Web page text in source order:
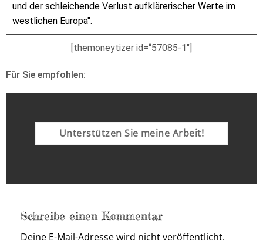
und der schleichende Verlust aufklärerischer Werte im
westlichen Europa".
[themoneytizer id=“57085-1″]
Für Sie empfohlen:
Unterstützen Sie meine Arbeit!
Schreibe einen Kommentar
Deine E-Mail-Adresse wird nicht veröffentlicht.